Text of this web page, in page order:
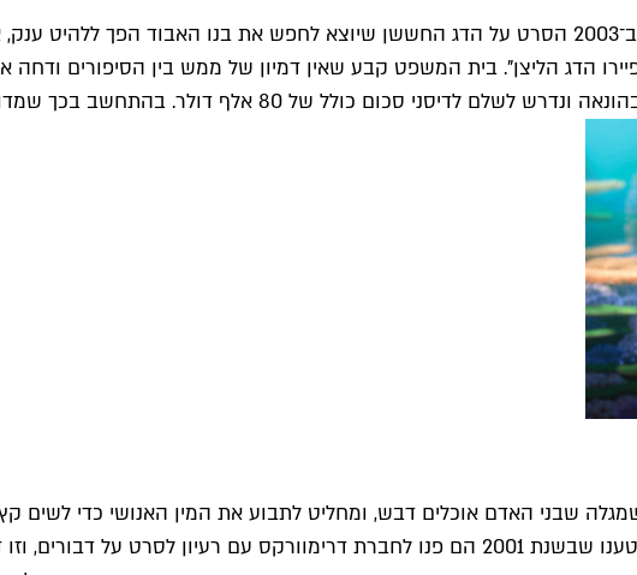
לפעמים תביעה קנטרנית יכולה להביא לתוצאות הפוכות מהמקווה. ב־2003 הסרט על הדג החששן שיוצא
הדג הליצן". בית המשפט קבע שאין דמיון של ממש בין הסיפורים
בהתחשב בכך שמדובר בדיסני, בעצמם אלופי התביעות, הוא יצא בזול.
מספר על דבורה שמגלה שבני האדם אוכלים דבש, ומחליט לתבוע את המין האנושי
לפחות שתי תביעות: האחת הגיעה מסטודנטים שבדים לאנימציה שטענו שבשנת 2001 הם פנו לחברת